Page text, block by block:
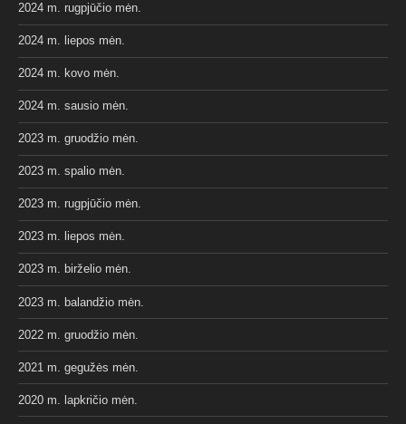
2024 m. rugpjūčio mėn.
2024 m. liepos mėn.
2024 m. kovo mėn.
2024 m. sausio mėn.
2023 m. gruodžio mėn.
2023 m. spalio mėn.
2023 m. rugpjūčio mėn.
2023 m. liepos mėn.
2023 m. birželio mėn.
2023 m. balandžio mėn.
2022 m. gruodžio mėn.
2021 m. gegužės mėn.
2020 m. lapkričio mėn.